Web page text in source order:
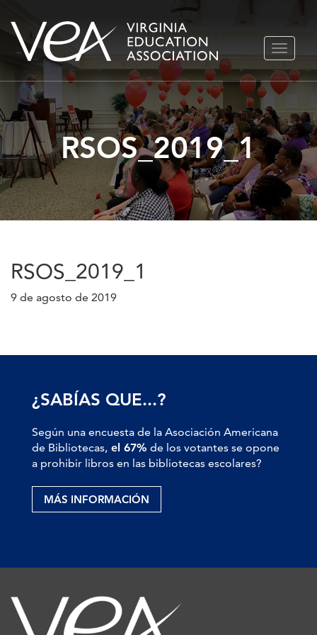
Ir
al
contenido
RSOS_2019_1
RSOS_2019_1
9 de agosto de 2019
¿SABÍAS QUE...?
Según una encuesta de la Asociación Americana
de Bibliotecas, el 67% de los votantes se opone
a prohibir libros en las bibliotecas escolares?
MÁS INFORMACIÓN